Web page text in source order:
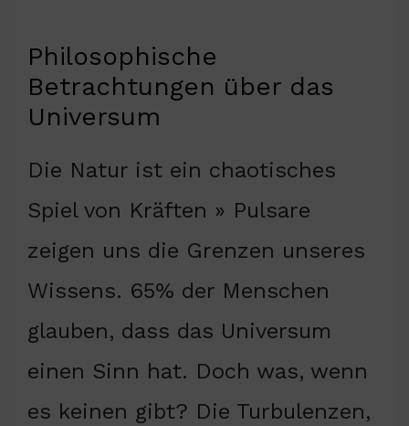
Philosophische
Betrachtungen über das
Universum
Die Natur ist ein chaotisches
Spiel von Kräften » Pulsare
zeigen uns die Grenzen unseres
Wissens. 65% der Menschen
glauben, dass das Universum
einen Sinn hat. Doch was, wenn
es keinen gibt? Die Turbulenzen,